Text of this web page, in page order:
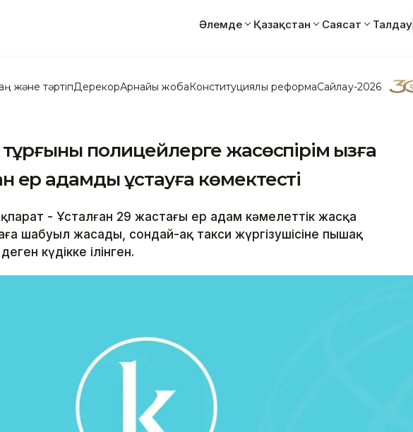
Әлемде Қазақстан Саясат Талдау
және тәртіпДерекқорАрнайы жобаКонституциялық реформаСайлау-2026
полицейлерге жасөспірім қызға
ер адамды ұстауға көмектесті
- Ұсталған 29 жастағы ер адам кәмелеттік жасқа
шабуыл жасады, сондай-ақ такси жүргізушісіне пышақ
күдікке ілінген.